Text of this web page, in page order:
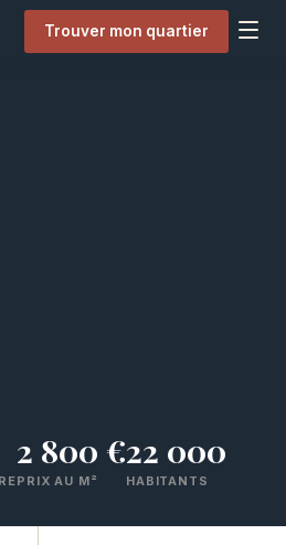
Trouver mon quartier
2 800 €
PRIX AU M²
22 000
HABITANTS